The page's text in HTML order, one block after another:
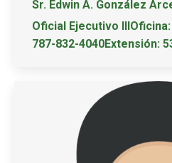
Sr. Edwin A. González
Oficial Ejecutivo
787-832-4040Extensión: